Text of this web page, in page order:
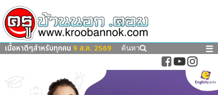
เนื้อหาดีๆสำหรับทุกคน 9 ส.ค. 2569 ค้นหา ☰